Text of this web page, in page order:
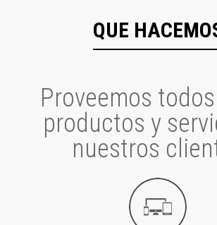
QUE
Proveemos
productos y
nuestros